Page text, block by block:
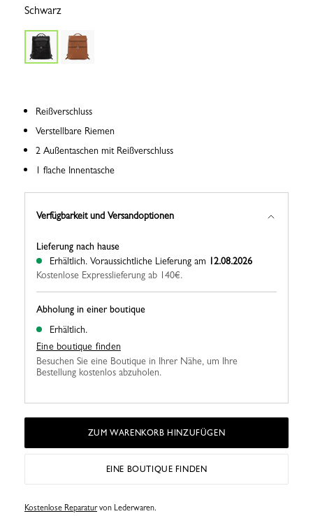
Schwarz
Reißverschluss
Verstellbare Riemen
2 Außentaschen mit Reißverschluss
1 flache Innentasche
Verfügbarkeit und Versandoptionen
Abholung in einer boutique
Erhältlich.
Eine boutique finden
Besuchen Sie eine Boutique in Ihrer Nähe, um Ihre
Bestellung kostenlos abzuholen.
Lieferung nach hause
Erhältlich. Voraussichtliche Lieferung am 12.08.2026
Kostenlose Expresslieferung ab 140€.
ZUM WARENKORB HINZUFÜGEN
EINE BOUTIQUE FINDEN
Kostenlose Reparaturvon Lederwaren.